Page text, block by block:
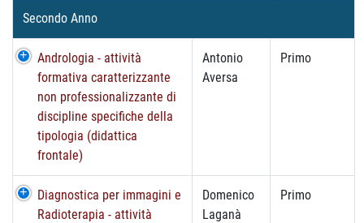
Secondo Anno
Andrologia - attività
formativa caratterizzante
non professionalizzante di
discipline specifiche della
tipologia (didattica
frontale)
Antonio
Aversa
Primo
Diagnostica per immagini e
Radioterapia - attività
Domenico
Laganà
Primo